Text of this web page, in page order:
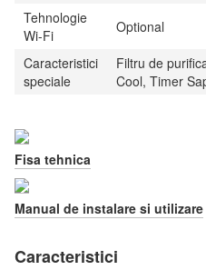
Tehnologie
Wi-Fi
Optional
Caracteristici
speciale
Filtru de
Cool, Timer
Fisa tehnica
Manual de instalare si utilizare
Caracteristici